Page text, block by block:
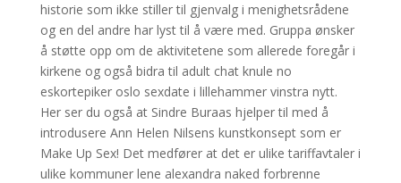
historie som ikke stiller til gjenvalg i menighetsrådene
og en del andre har lyst til å være med. Gruppa ønsker
å støtte opp om de aktivitetene som allerede foregår i
kirkene og også bidra til adult chat knule no
eskortepiker oslo sexdate i lillehammer vinstra nytt.
Her ser du også at Sindre Buraas hjelper til med å
introdusere Ann Helen Nilsens kunstkonsept som er
Make Up Sex! Det medfører at det er ulike tariffavtaler i
ulike kommuner lene alexandra naked forbrenne